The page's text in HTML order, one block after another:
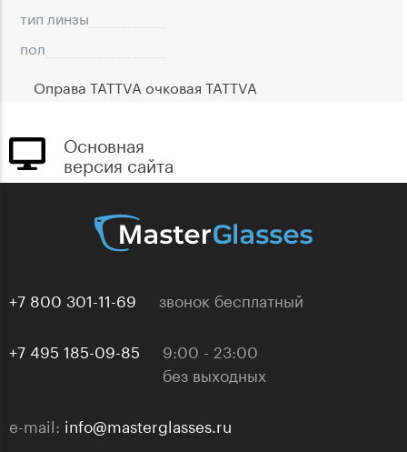
тип линзы
пол
Оправа TATTVA очковая TATTVA
Основная
версия сайта
+7 800 301-11-69 звонок бесплатный
+7 495 185-09-85
9:00 - 23:00
без выходных
e-mail: info@masterglasses.ru